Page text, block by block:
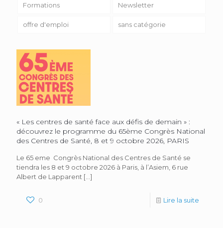
Formations Newsletter
offre d'emploi sans catégorie
« Les centres de santé face aux défis de demain » :
découvrez le programme du 65ème Congrès National
des Centres de Santé, 8 et 9 octobre 2026, PARIS
Le 65 eme Congrès National des Centres de Santé se
tiendra les 8 et 9 octobre 2026 à Paris, à l’Asiem, 6 rue
Albert de Lapparent […]
0 Lire la suite